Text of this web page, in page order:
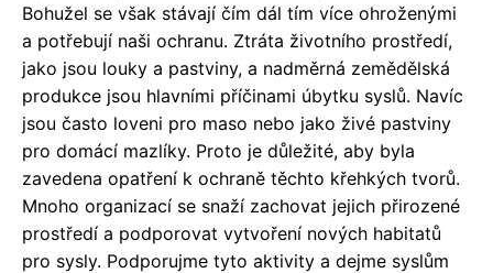
Bohužel se však stávají čím dál tím více ohroženými
a potřebují naši ochranu. Ztráta životního prostředí,
jako jsou louky a pastviny, a nadměrná zemědělská
produkce jsou hlavními příčinami úbytku syslů. Navíc
jsou často loveni pro maso nebo jako živé pastviny
pro domácí mazlíky. Proto je důležité, aby byla
zavedena opatření k ochraně těchto křehkých tvorů.
Mnoho organizací se snaží zachovat jejich přirozené
prostředí a podporovat vytvoření nových habitatů
pro sysly. Podporujme tyto aktivity a dejme syslům